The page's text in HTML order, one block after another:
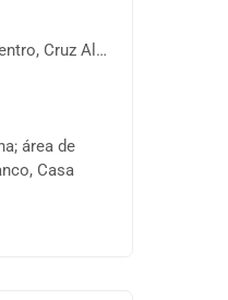
Cruz Alta-RS
área de
Casa
Mercado,